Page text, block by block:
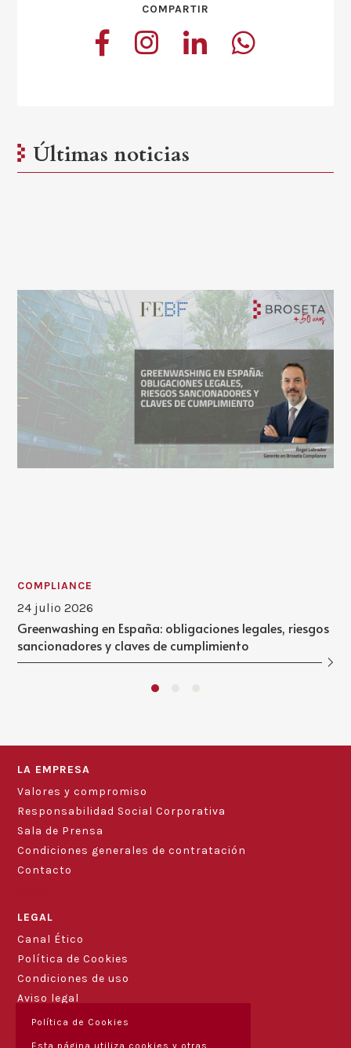
COMPARTIR
Últimas noticias
COMPLIANCE
24 julio 2026
Greenwashing en España: obligaciones legales, riesgos
sancionadores y claves de cumplimiento
LA EMPRESA
Valores y compromiso
Responsabilidad Social Corporativa
Sala de Prensa
Condiciones generales de contratación
Contacto
LEGAL
Canal Ético
Política de Cookies
Condiciones de uso
Aviso legal
Política de Cookies
Esta página utiliza cookies y otras